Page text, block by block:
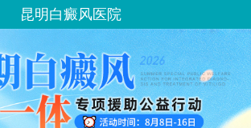
昆明白癜风医院